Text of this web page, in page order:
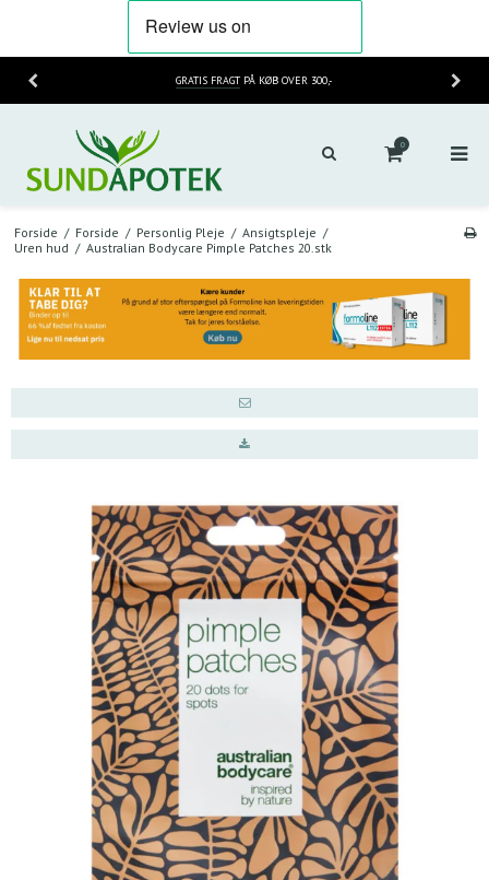
HURTIG LEVERING
0
Forside / Forside / Personlig Pleje / Ansigtspleje /
Uren hud / Australian Bodycare Pimple Patches 20.stk